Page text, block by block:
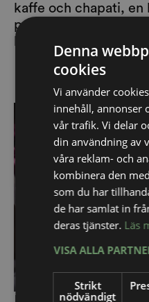
kaffe och chapati, en
pannkaka eller en
Denna
cookies
Vi använder
innehåll, annonser
vår trafik. Vi delar
din användning av
våra reklam- och
kombinera den
som du har
de har samlat in
deras tjänster. Läs
VISA ALLA
Strikt
nödvändigt